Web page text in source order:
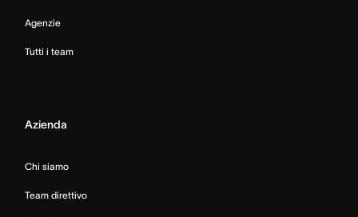
Agenzie
Tutti i team
Azienda
Chi siamo
Team direttivo